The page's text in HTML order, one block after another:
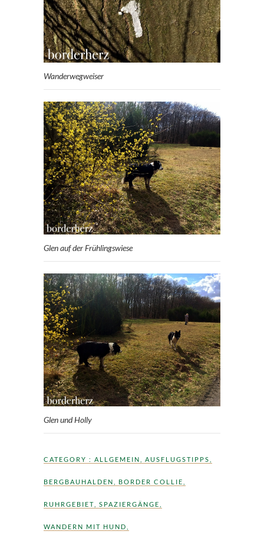
Wanderwegweiser
Glen auf der Frühlingswiese
Glen und Holly
CATEGORY : ALLGEMEIN AUSFLUGSTIPPS
BERGBAUHALDEN BORDER COLLIE
RUHRGEBIET SPAZIERGÄNGE
WANDERN MIT HUND